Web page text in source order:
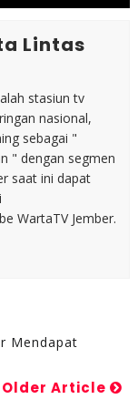
Lintas
stasiun tv
nasional,
sebagai "
" dengan segmen
saat ini dapat
WartaTV Jember.
Mendapat
Older Article